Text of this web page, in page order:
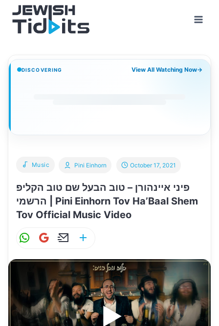
content
DISCOVERING View All Watching Now→
Music
פיני איינהורן – טוב הבעל שם טוב הקליפ
הרשמי | Pini Einhorn Tov Ha’Baal Shem
Tov Official Music Video
Pini Einhorn October 17, 2021
W
A
p
G
ai
l
E
ai
l
ar
e